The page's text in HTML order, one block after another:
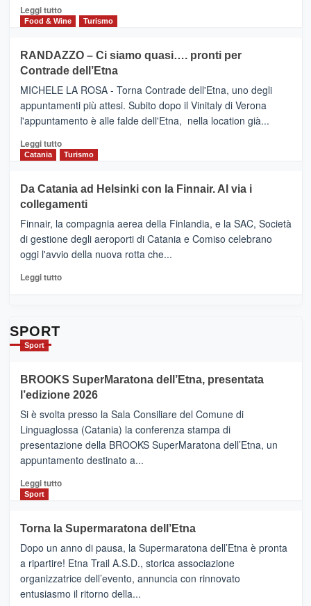
nella
classifica
HOTEL
FOUR
IL
NUOVO
SUMMER
CLUB
Leggi tuttoLeggi
di
VIAGRANDE
(Ct)
–
Benanti
presenta
“Vino
&
Cultura
tappe
dell’enoturismo
Food & Wine Turismo
RANDAZZO – Ci siamo quasi…. pronti per
Contrade dell’Etna
MICHELE LA ROSA - Torna Contrade dell'Etna, uno degli
appuntamenti più attesi. Subito dopo il Vinitaly di Verona
l'appuntamento è alle falde dell'Etna, nella location già...
Leggi tuttoLeggi
di
RANDAZZO
–
Ci
siamo
quasi….
pronti
per
Catania Turismo
Da Catania ad Helsinki con la Finnair. Al via i
collegamenti
Finnair, la compagnia aerea della Finlandia, e la SAC, Società
di gestione degli aeroporti di Catania e Comiso celebrano
oggi l'avvio della nuova rotta che...
Leggi tuttoLeggi
con
la
Al
via
i
collegamenti
SPORT
Sport
BROOKS SuperMaratona dell’Etna, presentata
l’edizione 2026
Si è svolta presso la Sala Consiliare del Comune di
Linguaglossa (Catania) la conferenza stampa di
presentazione della BROOKS SuperMaratona dell’Etna, un
appuntamento destinato a...
Leggi tuttoLeggi
BROOKS
SuperMaratona
dell’Etna,
presentata
l’edizione
2026
Sport
Torna la Supermaratona dell’Etna
Dopo un anno di pausa, la Supermaratona dell’Etna è pronta
a ripartire! Etna Trail A.S.D., storica associazione
organizzatrice dell’evento, annuncia con rinnovato
entusiasmo il ritorno della...